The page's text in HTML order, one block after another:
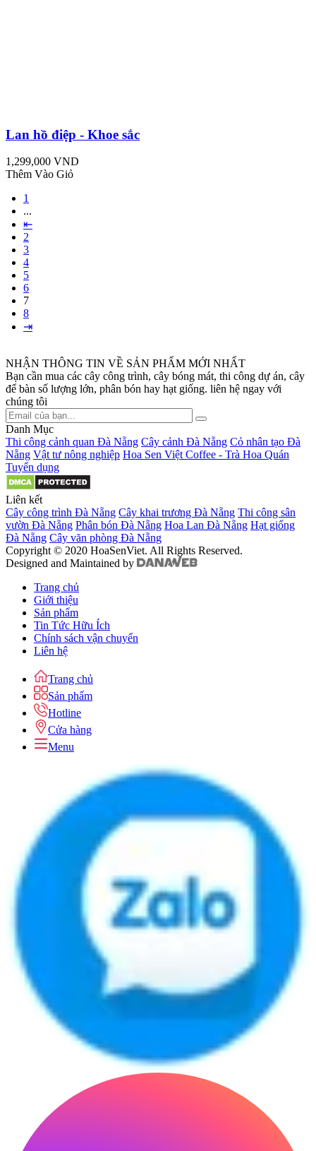
Lan hồ điệp - Khoe sắc
1,299,000 VND
Thêm Vào Giỏ
1
...
⇤
2
3
4
5
6
7
8
⇥
NHẬN THÔNG TIN VỀ SẢN PHẨM MỚI NHẤT
Bạn cần mua các cây công trình, cây bóng mát, thi công dự án, cây
để bàn số lượng lớn, phân bón hay hạt giống. liên hệ ngay với
chúng tôi
Danh Mục
Thi công cảnh quan Đà Nẵng Cây cảnh Đà Nẵng Cỏ nhân tạo Đà
Nẵng Vật tư nông nghiệp Hoa Sen Việt Coffee - Trà Hoa Quán
Tuyển dụng
Liên kết
Cây công trình Đà Nẵng Cây khai trương Đà Nẵng Thi công sân
vườn Đà Nẵng Phân bón Đà Nẵng Hoa Lan Đà Nẵng Hạt giống
Đà Nẵng Cây văn phòng Đà Nẵng
Copyright © 2020 HoaSenViet. All Rights Reserved.
Designed and Maintained by
Trang chủ
Giới thiệu
Sản phẩm
Tin Tức Hữu Ích
Chính sách vận chuyển
Liên hệ
Trang chủ
Sản phẩm
Hotline
Cửa hàng
Menu